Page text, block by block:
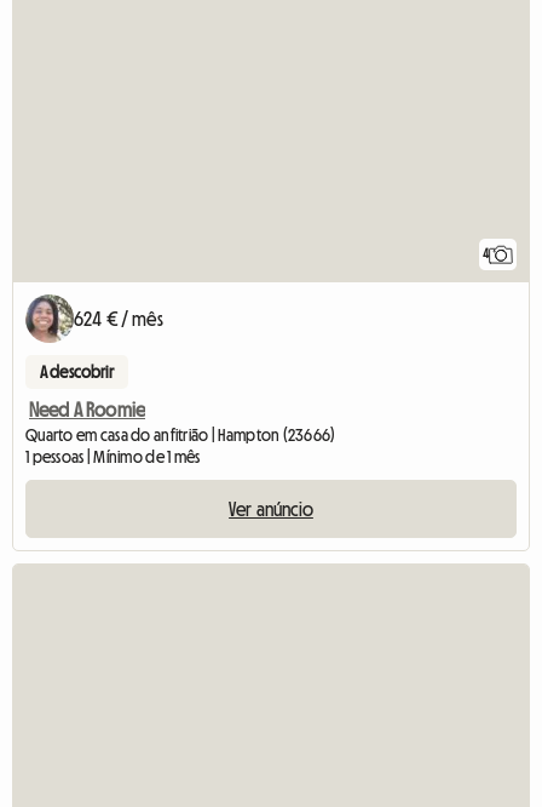
4
624 € / mês
A descobrir
Need A Roomie
Quarto em casa do anfitrião | Hampton (23666)
1 pessoas | Mínimo de 1 mês
Ver anúncio